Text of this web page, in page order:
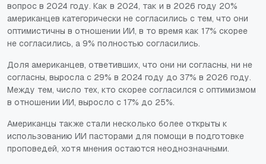
вопрос в 2024 году. Как в 2024, так и в 2026 году 20%
американцев категорически не согласились с тем, что они
оптимистичны в отношении ИИ, в то время как 17% скорее
не согласились, а 9% полностью согласились.
Доля американцев, ответивших, что они ни согласны, ни не
согласны, выросла с 29% в 2024 году до 37% в 2026 году.
Между тем, число тех, кто скорее согласился с оптимизмом
в отношении ИИ, выросло с 17% до 25%.
Американцы также стали несколько более открыты к
использованию ИИ пасторами для помощи в подготовке
проповедей, хотя мнения остаются неоднозначными.